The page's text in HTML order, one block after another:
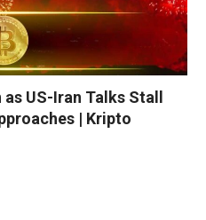
US-Iran Talks Stall
| Kripto